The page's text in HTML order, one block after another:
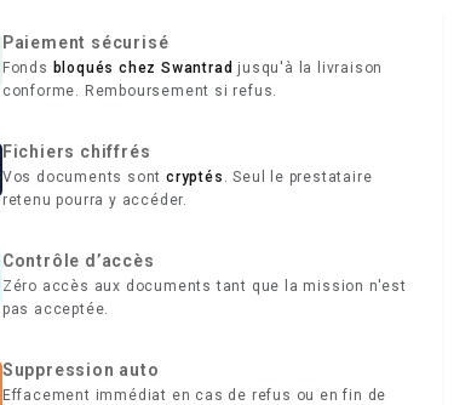
Paiement sécurisé
Fonds bloqués chez Swantrad jusqu'à la livraison
conforme. Remboursement si refus.
Fichiers chiffrés
Vos documents sontcryptés . Seul le prestataire
retenu pourra y accéder.
Contrôle d’accès
Zéro accès aux documents tant que la mission n'est
pas acceptée.
Suppression auto
Effacement immédiat en cas de refus ou en fin de